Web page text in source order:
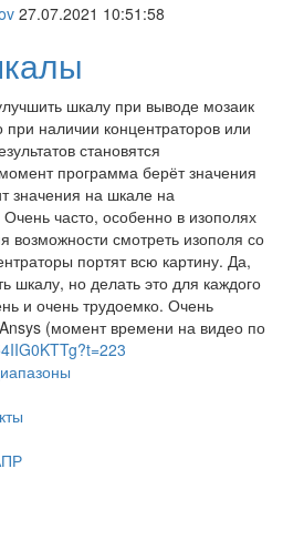
27.07.2021 10:51:58
шкалу при выводе мозаик
при наличии концентраторов или
становятся
программа берёт значения
значения на шкале на
часто, особенно в изополях
возможности смотреть изополя со
портят всю картину. Да,
шкалу, но делать это для каждого
и очень трудоемко. Очень
(момент времени на видео по